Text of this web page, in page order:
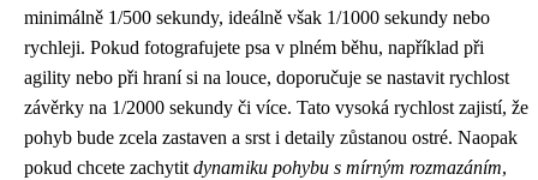
minimálně 1/500 sekundy, ideálně však 1/1000 sekundy nebo
rychleji. Pokud fotografujete psa v plném běhu, například při
agility nebo při hraní si na louce, doporučuje se nastavit rychlost
závěrky na 1/2000 sekundy či více. Tato vysoká rychlost zajistí, že
pohyb bude zcela zastaven a srst i detaily zůstanou ostré. Naopak
pokud chcete zachytit dynamiku pohybu s mírným rozmazáním,